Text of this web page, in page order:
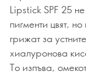
Lipstick SPF 25
пигменти цвят,
грижат за
хиалуронова
То изпъва,